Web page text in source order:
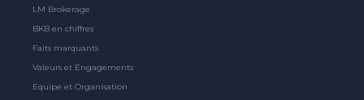
LM Brokerage
BKB en chiffres
Faits marquants
Valeurs et Engagements
Equipe et Organisation